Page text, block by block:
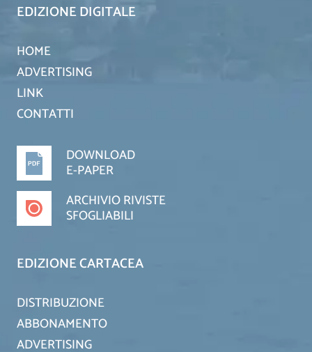
EDIZIONE DIGITALE
HOME
ADVERTISING
LINK
CONTATTI
DOWNLOAD
E-PAPER
ARCHIVIO RIVISTE
SFOGLIABILI
EDIZIONE CARTACEA
DISTRIBUZIONE
ABBONAMENTO
ADVERTISING